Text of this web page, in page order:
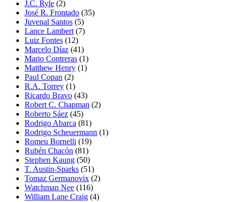
J.C. Ryle (2)
José R. Frontado (35)
Juvenal Santos (5)
Lance Lambert(7)
Luiz Fontes (12)
Marcelo Díaz (41)
Mario Contreras (1)
Matthew Henry (1)
Paul Copan (2)
R.A. Torrey (1)
Ricardo Bravo (43)
Robert C. Chapman (2)
Roberto Sáez (45)
Rodrigo Abarca (81)
Rodrigo Scheuermann (1)
Romeu Bornelli (19)
Rubén Chacón (81)
Stephen Kaung (50)
T. Austin-Sparks (51)
Tomaz Germanovix (2)
Watchman Nee (116)
William Lane Craig (4)